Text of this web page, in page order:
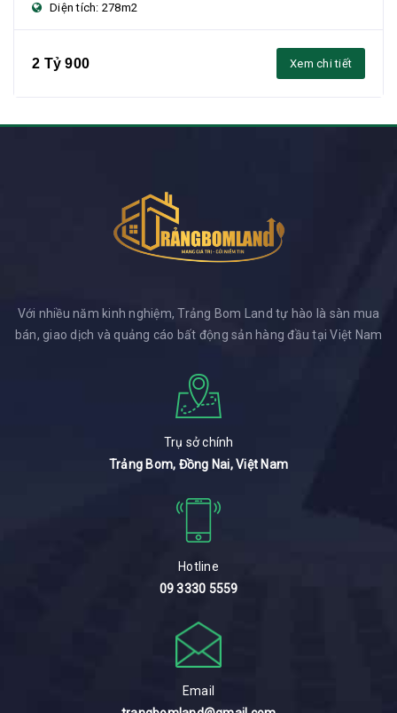
Diện tích: 278m2
2 Tỷ 900 Xem chi tiết
Với nhiều năm kinh nghiệm, Trảng Bom Land tự hào là sàn mua
bán, giao dịch và quảng cáo bất động sản hàng đầu tại Việt Nam
Trụ sở chính
Trảng Bom, Đồng Nai, Việt Nam
Hotline
09 3330 5559
Email